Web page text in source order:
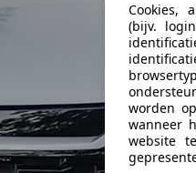
Cookies,
(bijv.
worden
wanneer
website